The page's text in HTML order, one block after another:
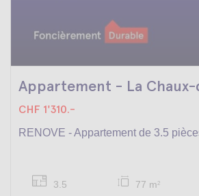
Appartement - La Chaux-
CHF 1'310.-
RENOVE - Appartement de 3.5
3.5 77 m2